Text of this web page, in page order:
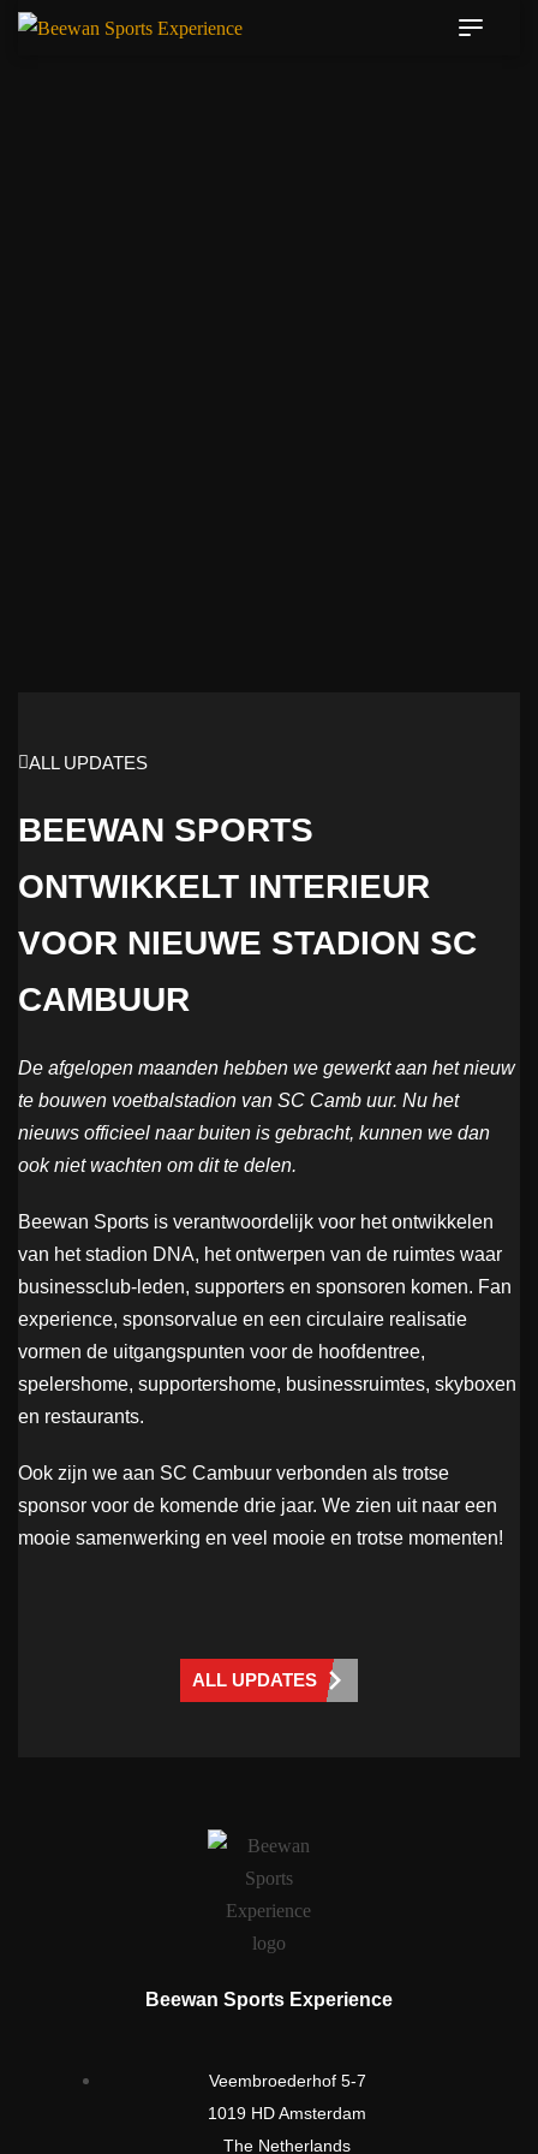
ALL UPDATES
BEEWAN SPORTS
ONTWIKKELT INTERIEUR
VOOR NIEUWE STADION SC
CAMBUUR
De afgelopen maanden hebben we gewerkt aan het nieuw
te bouwen voetbalstadion van SC Camb uur. Nu het
nieuws officieel naar buiten is gebracht, kunnen we dan
ook niet wachten om dit te delen.
Beewan Sports is verantwoordelijk voor het ontwikkelen
van het stadion DNA, het ontwerpen van de ruimtes waar
businessclub-leden, supporters en sponsoren komen. Fan
experience, sponsorvalue en een circulaire realisatie
vormen de uitgangspunten voor de hoofdentree,
spelershome, supportershome, businessruimtes, skyboxen
en restaurants.
Ook zijn we aan SC Cambuur verbonden als trotse
sponsor voor de komende drie jaar. We zien uit naar een
mooie samenwerking en veel mooie en trotse momenten!
ALL UPDATES
Beewan Sports Experience
Veembroederhof 5-7
1019 HD Amsterdam
The Netherlands